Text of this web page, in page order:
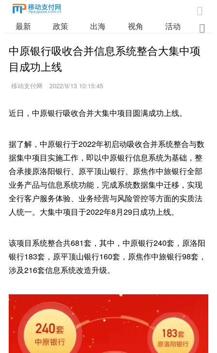

最新 政策 出海 视角 活动 业

中原银行吸收合并信息系统整合大集中项
目成功上线
移动支付网 2022/9/13 10:15:45
近日，中原银行吸收合并大集中项目圆满成功上线。
据了解，中原银行于2022年初启动吸收合并系统整合与数
据集中项目实施工作，即以中原银行信息系统为基础，整
合承接原洛阳银行、原平顶山银行、原焦作中旅银行全部
业务产品与信息系统功能，完成系统数据集中迁移，实现
全行客户服务体验、业务经营与风险管控等方面的实质法
人统一。大集中项目于2022年8月29日成功上线。
该项目系统整合共681套，其中，中原银行240套，原洛阳
银行183套，原平顶山银行160套，原焦作中旅银行98套，
涉及216套信息系统改造升级。